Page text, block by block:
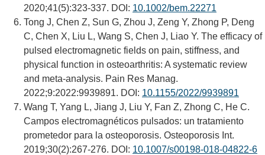
2020;41(5):323-337. DOI: 10.1002/bem.22271
Tong J, Chen Z, Sun G, Zhou J, Zeng Y, Zhong P, Deng
C, Chen X, Liu L, Wang S, Chen J, Liao Y. The efficacy of
pulsed electromagnetic fields on pain, stiffness, and
physical function in osteoarthritis: A systematic review
and meta-analysis. Pain Res Manag.
2022;9:2022:9939891. DOI: 10.1155/2022/9939891
Wang T, Yang L, Jiang J, Liu Y, Fan Z, Zhong C, He C.
Campos electromagnéticos pulsados: un tratamiento
prometedor para la osteoporosis. Osteoporosis Int.
2019;30(2):267-276. DOI: 10.1007/s00198-018-04822-6